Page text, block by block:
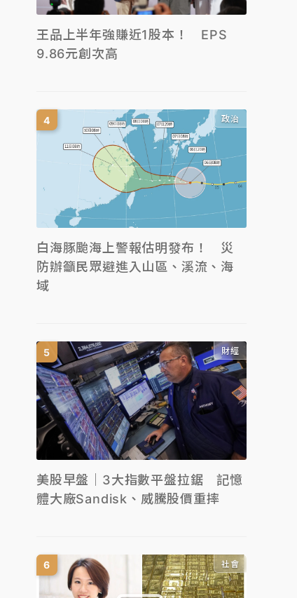
王品上半年強賺近1股本！ EPS
9.86元創次高
政治
白海豚颱海上警報估明發布！ 災
防辦籲民眾避進入山區、溪流、海
域
財經
美股早盤｜3大指數平盤拉鋸 記憶
體大廠Sandisk、威騰股價重摔
社會